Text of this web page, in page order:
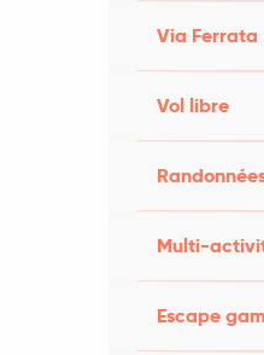
Via Ferrata
Vol libre
Multi-
Escape
au restaurant
recommandés
local et pas